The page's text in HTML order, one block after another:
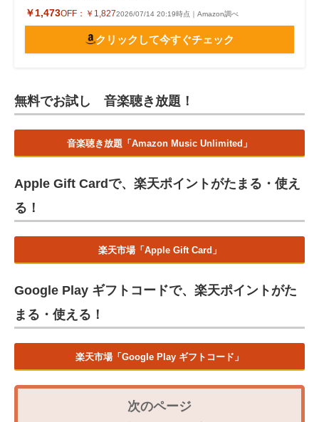
￥1,473OFF： ￥1,8272026/07/14 20:19時点｜Amazon調べ
クリックして今すぐチェック
無料でお試し 音楽聴き放題！
音楽聴き放題「Amazon Music Unlimited」
Apple Gift Cardで、楽天ポイントがたまる・使え
る！
楽天市場「Apple Gift Card」
Google Play ギフトコードで、楽天ポイントがた
まる・使える！
楽天市場「Google Play ギフトコード」